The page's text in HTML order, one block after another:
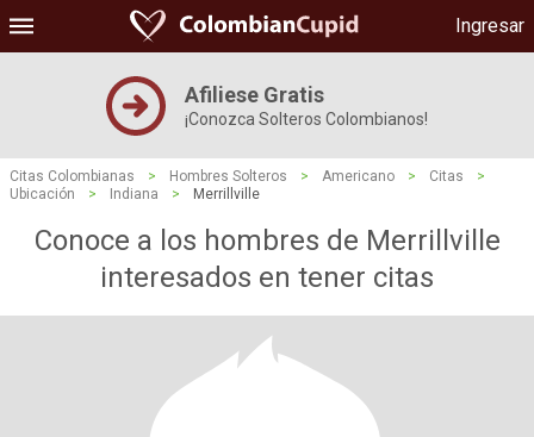
Ingresar
Afiliese Gratis
¡Conozca Solteros Colombianos!
Citas Colombianas > Hombres Solteros > Americano > Citas
>
Ubicación
> Indiana > Merrillville
Conoce a los hombres de Merrillville
interesados ​​en tener citas